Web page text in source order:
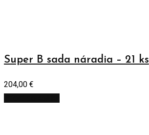
Super B sada náradia – 21 ks
204,00 €